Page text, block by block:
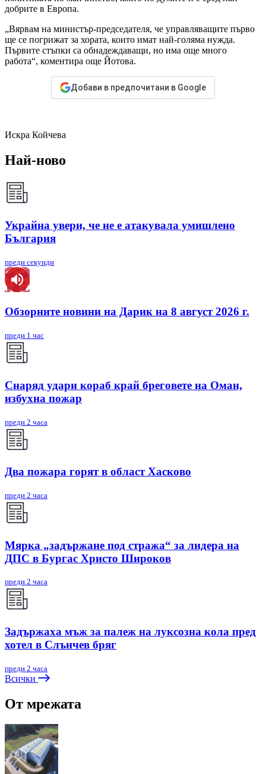
добрите в Европа.
„Вярвам на министър-председателя, че управляващите първо
ще се погрижат за хората, които имат най-голяма нужда.
Първите стъпки са обнадеждаващи, но има още много
работа“, коментира още Йотова.
Добави в предпочитани в Google
Искра Койчева
Най-ново
Украйна увери, че не е атакувала умишлено
България
преди секунди
Обзорните новини на Дарик на 8 август 2026 г.
преди 1 час
Снаряд удари кораб край бреговете на Оман,
избухна пожар
преди 2 часа
Два пожара горят в област Хасково
преди 2 часа
Мярка „задържане под стража“ за лидера на
ДПС в Бургас Христо Широков
преди 2 часа
Задържаха мъж за палеж на луксозна кола пред
хотел в Слънчев бряг
преди 2 часа
Всички
От мрежата